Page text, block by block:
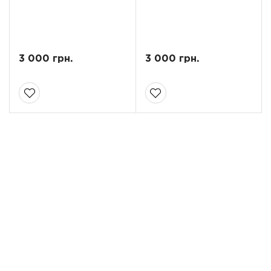
3 000 грн. 3 000 грн.